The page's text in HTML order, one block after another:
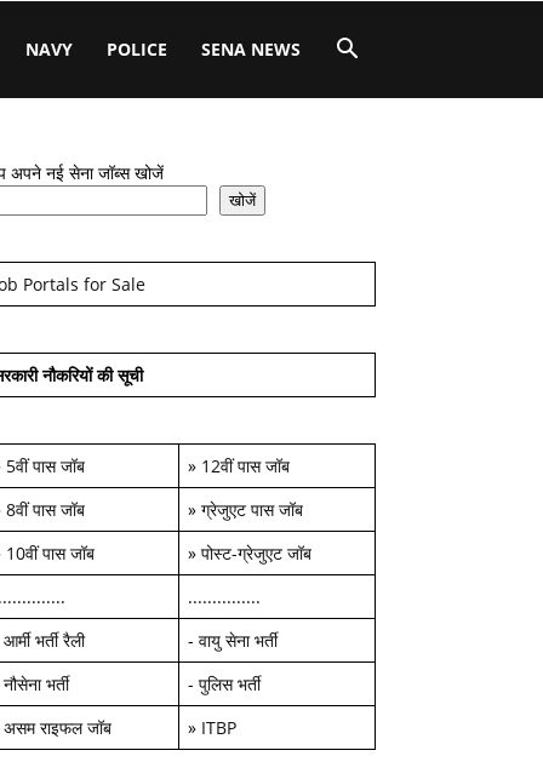
NAVY POLICE SENA NEWS
अपने नई सेना जॉब्स खोजें
खोजें
Portals for Sale
नौकरियों की सूची
5वीं पास जॉब » 12वीं पास जॉब
8वीं पास जॉब » ग्रेजुएट पास जॉब
10वीं पास जॉब » पोस्ट-ग्रेजुएट जॉब
...............
आर्मी भर्ती रैली - वायु सेना भर्ती
नौसेना भर्ती - पुलिस भर्ती
असम राइफल जॉब » ITBP